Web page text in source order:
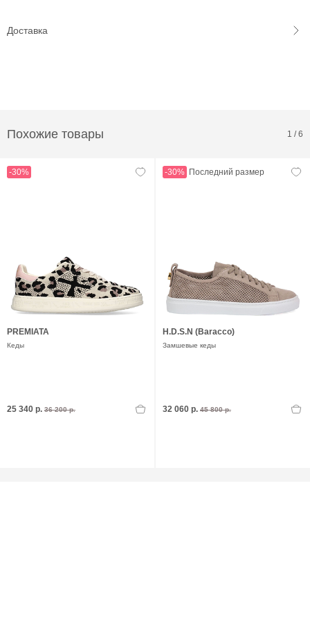
Доставка
Похожие товары 1 /6
-30%
PREMIATA
Кеды
25 340 р. 36 200 р.
-30% Последний размер
H.D.S.N (Baracco)
Замшевые кеды
32 060 р. 45 800 р.